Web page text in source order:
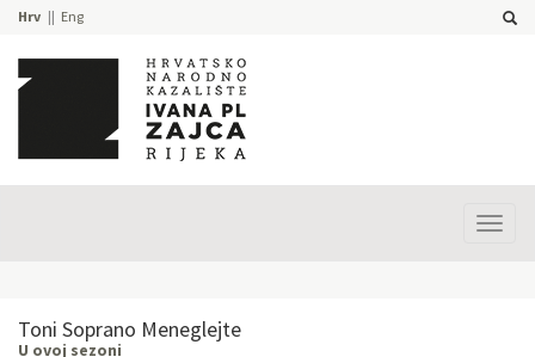
Hrv Eng
Toni Soprano Meneglejte
U ovoj sezoni